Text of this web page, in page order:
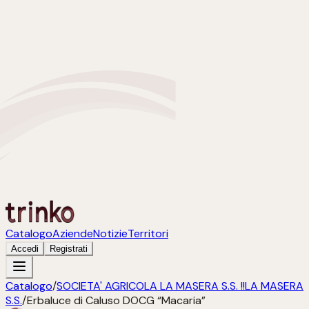
CatalogoAziendeNotizieTerritori
Accedi Registrati
Catalogo/SOCIETA' AGRICOLA LA MASERA S.S. !!LA MASERA
S.S./Erbaluce di Caluso DOCG “Macaria”